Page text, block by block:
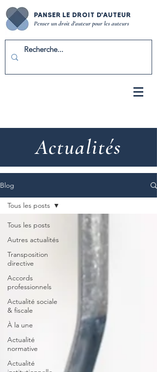
PANSER LE DROIT D'AUTEUR
Penser un droit d'auteur pour les auteurs
Actualités
Blog
Tous les posts
Autres actualités
Transposition
directive
Accords
professionnels
Actualité sociale
& fiscale
À la une
Actualité
normative
Actualité
Tous les posts